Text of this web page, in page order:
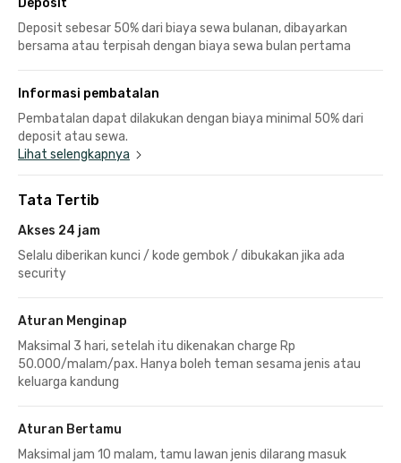
Deposit sebesar 50% dari biaya sewa bulanan, dibayarkan
bersama atau terpisah dengan biaya sewa bulan pertama
Informasi pembatalan
Pembatalan dapat dilakukan dengan biaya minimal 50% dari
deposit atau sewa.
Lihat selengkapnya
Tata Tertib
Akses 24 jam
Selalu diberikan kunci / kode gembok / dibukakan jika ada
security
Aturan Menginap
Maksimal 3 hari, setelah itu dikenakan charge Rp
50.000/malam/pax. Hanya boleh teman sesama jenis atau
keluarga kandung
Aturan Bertamu
Maksimal jam 10 malam, tamu lawan jenis dilarang masuk